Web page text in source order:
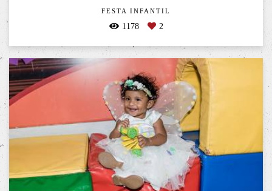
FESTA INFANTIL
1178 2